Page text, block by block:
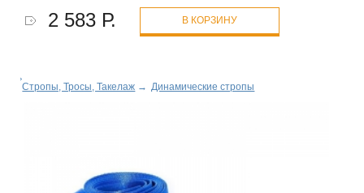
2 583 Р. В КОРЗИНУ
Стропы, Тросы, Такелаж → Динамические стропы